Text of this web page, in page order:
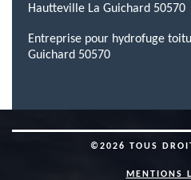
Hautteville La Guichard 50570
Entreprise pour hydrofuge
Guichard 50570
©2026 TOUS
MENTIONS